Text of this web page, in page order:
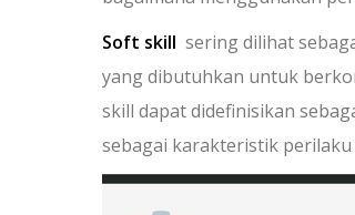
Soft skill sering dilihat
yang dibutuhkan untuk
skill dapat didefinisikan
sebagai karakteristik